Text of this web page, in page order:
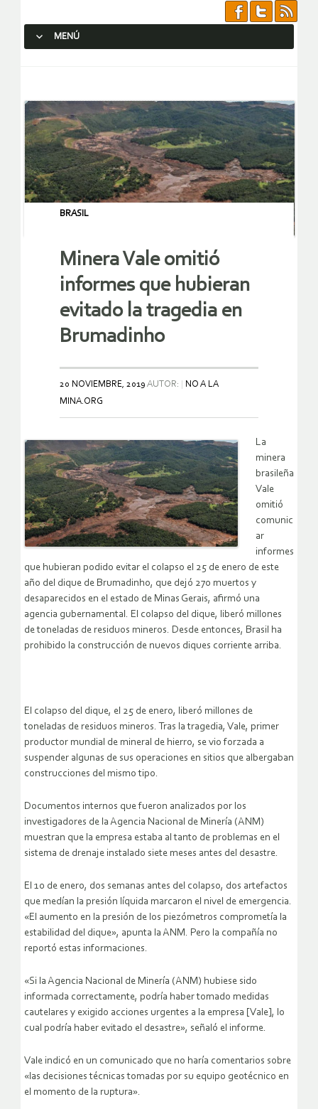
MENÚ
BRASIL
Minera Vale omitió
informes que hubieran
evitado la tragedia en
Brumadinho
20 NOVIEMBRE, 2019 AUTOR:
NO A LA
MINA.ORG
La
minera
brasileña
Vale
omitió
comunic
ar
informes
que hubieran podido evitar el colapso el 25 de enero de este
año del dique de Brumadinho, que dejó 270 muertos y
desaparecidos en el estado de Minas Gerais, afirmó una
agencia gubernamental. El colapso del dique, liberó millones
de toneladas de residuos mineros. Desde entonces, Brasil ha
prohibido la construcción de nuevos diques corriente arriba.
El colapso del dique, el 25 de enero, liberó millones de
toneladas de residuos mineros. Tras la tragedia, Vale, primer
productor mundial de mineral de hierro, se vio forzada a
suspender algunas de sus operaciones en sitios que albergaban
construcciones del mismo tipo.
Documentos internos que fueron analizados por los
investigadores de la Agencia Nacional de Minería (ANM)
muestran que la empresa estaba al tanto de problemas en el
sistema de drenaje instalado siete meses antes del desastre.
El 10 de enero, dos semanas antes del colapso, dos artefactos
que medían la presión líquida marcaron el nivel de emergencia.
«El aumento en la presión de los piezómetros comprometía la
estabilidad del dique», apunta la ANM. Pero la compañía no
reportó estas informaciones.
«Si la Agencia Nacional de Minería (ANM) hubiese sido
informada correctamente, podría haber tomado medidas
cautelares y exigido acciones urgentes a la empresa [Vale], lo
cual podría haber evitado el desastre», señaló el informe.
Vale indicó en un comunicado que no haría comentarios sobre
«las decisiones técnicas tomadas por su equipo geotécnico en
el momento de la ruptura».